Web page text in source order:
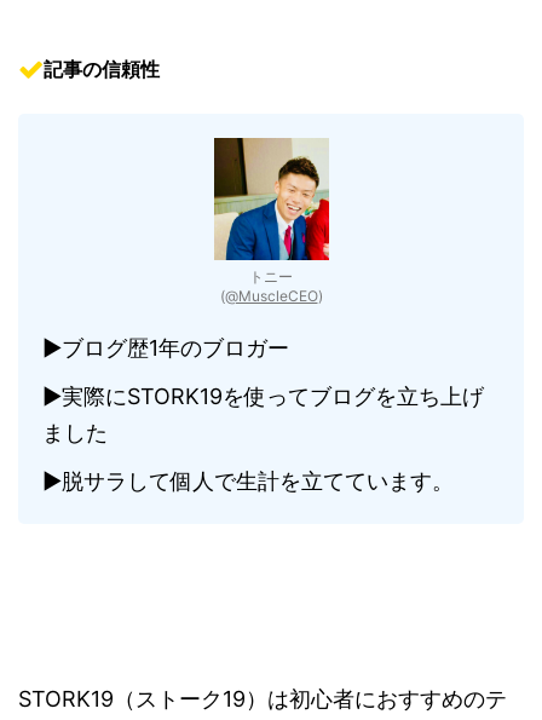
記事の信頼性
トニー
(@MuscleCEO)
▶︎ブログ歴1年のブロガー
▶︎実際にSTORK19を使ってブログを立ち上げ
ました
▶︎脱サラして個人で生計を立てています。
STORK19（ストーク19）は初心者におすすめのテ